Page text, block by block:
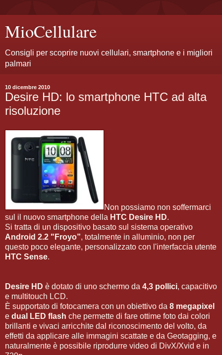
MioCellulare
Consigli per scoprire nuovi cellulari, smartphone e i migliori
palmari
10 dicembre 2010
Desire HD: lo smartphone HTC ad alta
risoluzione
Non possiamo non soffermarci
sul il nuovo smartphone della HTC Desire HD.
Si tratta di un dispositivo basato sul sistema operativo
Android 2.2 "Froyo”, totalmente in alluminio, non per
questo poco elegante, personalizzato con l'interfaccia utente
HTC Sense.
Desire HD è dotato di uno schermo da 4,3 pollici, capacitivo
e multitouch LCD.
È supportato di fotocamera con un obiettivo da 8 megapixel
e dual LED flash che permette di fare ottime foto dai colori
brillanti e vivaci arricchite dal riconoscimento del volto, da
effetti da applicare alle immagini scattate e da Geotagging, e
naturalmente è possibile riprodurre video di DivX/Xvid e in